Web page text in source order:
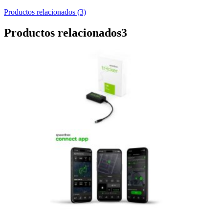
Productos relacionados (3)
Productos relacionados3